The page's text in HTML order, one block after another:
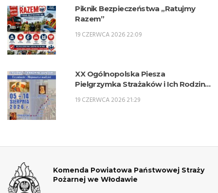
Piknik Bezpieczeństwa „Ratujmy
Razem”
19 CZERWCA 2026 22:09
XX Ogólnopolska Piesza
Pielgrzymka Strażaków i Ich Rodzin
19 CZERWCA 2026 21:29
Komenda Powiatowa Państwowej Straży
Pożarnej we Włodawie